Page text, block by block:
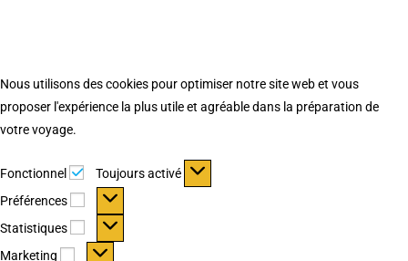
Nous utilisons des cookies pour optimiser notre site web et vous
proposer l'expérience la plus utile et agréable dans la préparation de
votre voyage.
Fonctionnel Fonctionnel
Toujours activé
Préférences
Préférences
Statistiques Statistiques
Marketing Marketing